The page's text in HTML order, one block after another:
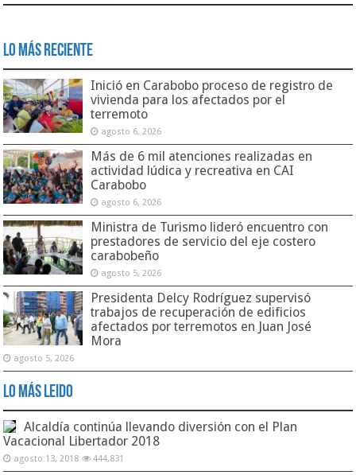
Lo Más Reciente
Inició en Carabobo proceso de registro de
vivienda para los afectados por el
terremoto
agosto 6, 2026
Más de 6 mil atenciones realizadas en
actividad lúdica y recreativa en CAI
Carabobo
agosto 6, 2026
Ministra de Turismo lideró encuentro con
prestadores de servicio del eje costero
carabobeño
agosto 5, 2026
Presidenta Delcy Rodríguez supervisó
trabajos de recuperación de edificios
afectados por terremotos en Juan José
Mora
agosto 5, 2026
Lo Más Leido
Alcaldía continúa llevando diversión con el Plan
Vacacional Libertador 2018
agosto 13, 2018 444,831